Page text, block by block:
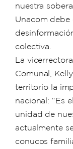
nuestra
Unacom
colectiva.
La
Comunal,
territorio la
nacional: “Es
unidad de
actualmente
conucos